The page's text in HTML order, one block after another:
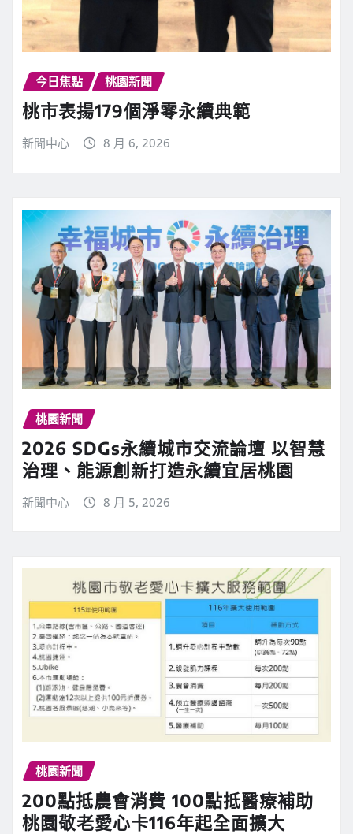
今日焦點 桃園新聞
桃市表揚179個淨零永續典範
新聞中心 8 月 6, 2026
桃園新聞
2026 SDGs永續城市交流論壇 以智慧
治理、能源創新打造永續宜居桃園
新聞中心 8 月 5, 2026
桃園新聞
200點抵農會消費 100點抵醫療補助
桃園敬老愛心卡116年起全面擴大